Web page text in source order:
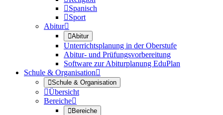
Spanisch
Sport
Abitur
Abitur
Unterrichtsplanung in der Oberstufe
Abitur- und Prüfungsvorbereitung
Software zur Abiturplanung EduPlan
Schule & Organisation
Schule & Organisation
Übersicht
Bereiche
Bereiche